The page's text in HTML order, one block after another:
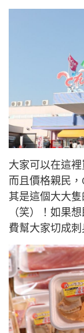
大家可以在這
而且價格親民
其是這個大大
（笑）！如果
費幫大家切成刺